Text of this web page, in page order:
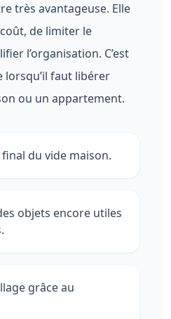
très avantageuse. Elle
de limiter le
l’organisation. C’est
faut libérer
ou un appartement.
du vide maison.
objets encore utiles
grâce au